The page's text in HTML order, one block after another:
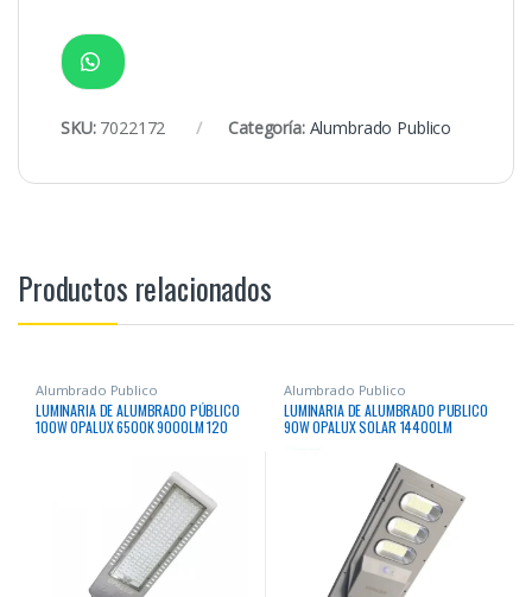
SKU: 7022172 Categoría: Alumbrado Publico
Productos relacionados
Alumbrado Publico
LUMINARIA DE ALUMBRADO PÚBLICO
100W OPALUX 6500K 9000LM 120
Alumbrado Publico
LUMINARIA DE ALUMBRADO PUBLICO
90W OPALUX SOLAR 14400LM
BATERÍA TODO EN UNO, PARA
MONTAJE EN PASTORAL IP65